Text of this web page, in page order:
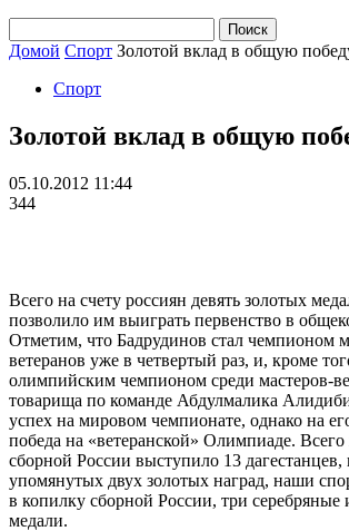
Домой Спорт Золотой вклад в общую
Спорт
Золотой вклад в общую
05.10.2012 11:44
344
Всего на счету россиян девять золотых
позволило им выиграть первенство в
Отметим, что Бадрудинов стал чемпионом
ветеранов уже в четвертый раз, и, кроме
олимпийским чемпионом среди мастеров-
товарища по команде Абдулмалика
успех на мировом чемпионате, однако на
победа на «ветеранской» Олимпиаде. Всего
сборной России выступило 13
упомянутых двух золотых наград, наши
в копилку сборной России, три серебряные
медали.